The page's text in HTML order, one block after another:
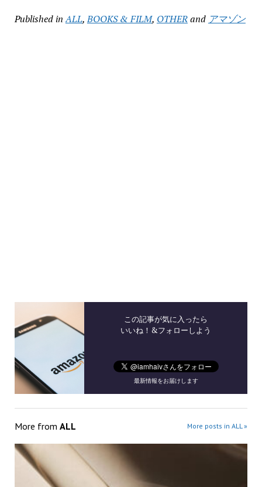
Published in ALL,BOOKS & FILM, OTHERand アマゾン
この記事が気に入ったら
いいね！&フォローしよう
最新情報をお届けします
More from ALL More posts in ALL »